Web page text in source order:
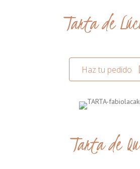
Tarta de
Haz tu pedido
Tarta de